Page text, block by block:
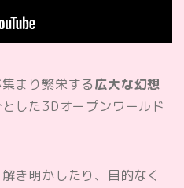
まり繁栄する広大な幻想
した3Dオープンワールド
き明かしたり、目的なく